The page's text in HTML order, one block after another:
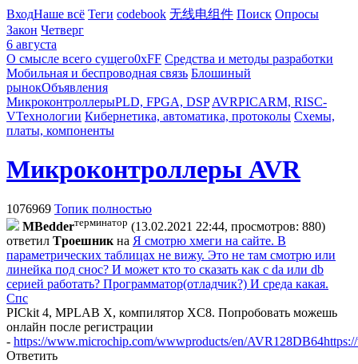
ВходНаше всё Теги codebook 无线电组件 Поиск Опросы
Закон Четверг
6 августа
О смысле всего сущего0xFF Средства и методы разработки
Мобильная и беспроводная связь Блошиный
рынокОбъявления
МикроконтроллерыPLD, FPGA, DSP AVRPICARM, RISC-
VТехнологии Кибернетика, автоматика, протоколы Схемы,
платы, компоненты
Микроконтроллеры AVR
1076969 Топик полностью
MBedderтерминатор (13.02.2021 22:44, просмотров: 880)
ответил Tpoeшник на Я смотрю хмеги на сайте. В
параметрических таблицах не вижу. Это не там смотрю или
линейка под снос? И может кто то сказать как с da или db
серией работать? Программатор(отладчик?) И среда какая.
Спс
PICkit 4, MPLAB X, компилятор XC8. Попробовать можешь
онлайн после регистрации
- https://www.microchip.com/wwwproducts/en/AVR128DB64
Ответить